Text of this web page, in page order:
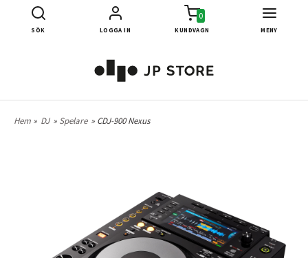
SÖK LOGGA IN
0
KUNDVAGN MENY
Hem » DJ » Spelare » CDJ-900 Nexus